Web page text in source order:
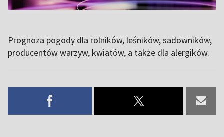
Prognoza pogody dla rolników, leśników, sadowników,
producentów warzyw, kwiatów, a także dla alergików.